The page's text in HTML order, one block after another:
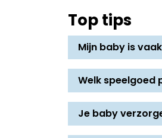
Top tips
Mijn baby is
Welk speelgoed
Je baby